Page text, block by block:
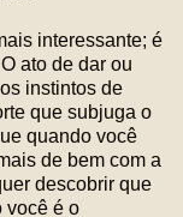
interessante; é
ato de dar ou
instintos de
que subjuga o
quando você
de bem com a
descobrir que
você é o